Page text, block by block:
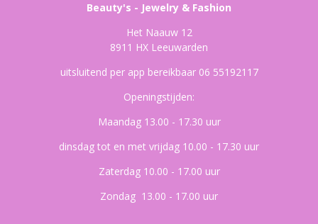
Beauty's - Jewelry & Fashion
Het Naauw 12
8911 HX Leeuwarden
uitsluitend per app bereikbaar 06 55192117
Openingstijden:
Maandag 13.00 - 17.30 uur
dinsdag tot en met vrijdag 10.00 - 17.30 uur
Zaterdag 10.00 - 17.00 uur
Zondag 13.00 - 17.00 uur